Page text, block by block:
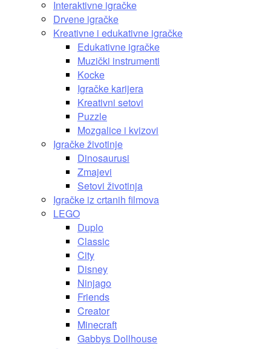
Interaktivne igračke
Drvene igračke
Kreativne i edukativne igračke
Edukativne igračke
Muzički instrumenti
Kocke
Igračke karijera
Kreativni setovi
Puzzle
Mozgalice i kvizovi
Igračke životinje
Dinosaurusi
Zmajevi
Setovi životinja
Igračke iz crtanih filmova
LEGO
Duplo
Classic
City
Disney
Ninjago
Friends
Creator
Minecraft
Gabbys Dollhouse